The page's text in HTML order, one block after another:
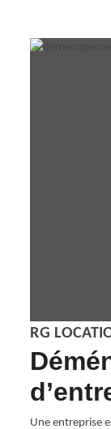
RG
Une entreprise